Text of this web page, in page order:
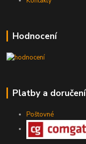
Hodnocení
Platby a doručení
Poštovné